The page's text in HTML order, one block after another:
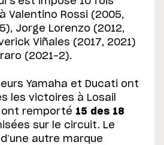
Valentino Rossi (2005,
Jorge Lorenzo (2012,
Viñales (2017, 2021)
(2021-2).
Yamaha et Ducati ont
les victoires à Losail
ont remporté 15 des 18
sur le circuit. Le
autre marque